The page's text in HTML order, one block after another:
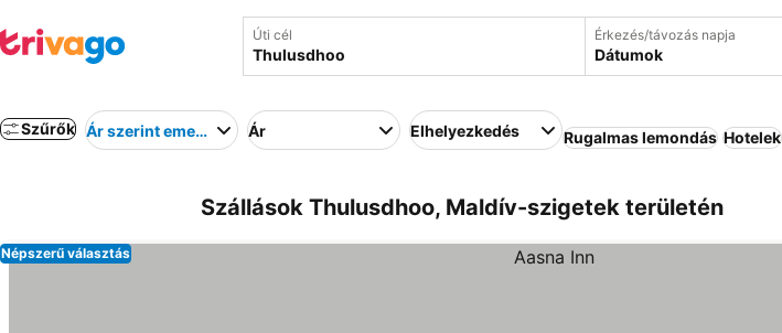
Úti cél Érkezés/távozás napja
Dátumok
Szűrők Ár szerint emelkedő Ár Elhelyezkedés Rugalmas lemondás Hotelek
Szállások Thulusdhoo, Maldív-szigetek területén
Népszerű választás